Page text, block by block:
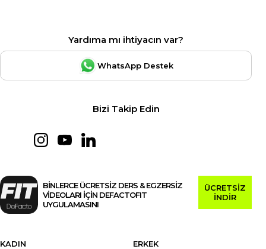
Yardıma mı ihtiyacın var?
WhatsApp Destek
Bizi Takip Edin
BİNLERCE ÜCRETSİZ DERS & EGZERSİZ
VİDEOLARI İÇİN DEFACTOFIT
UYGULAMASINI
ÜCRETSİZ
İNDİR
KADIN
ERKEK